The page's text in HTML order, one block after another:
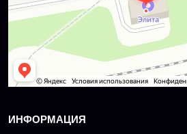
ИНФОРМАЦИЯ